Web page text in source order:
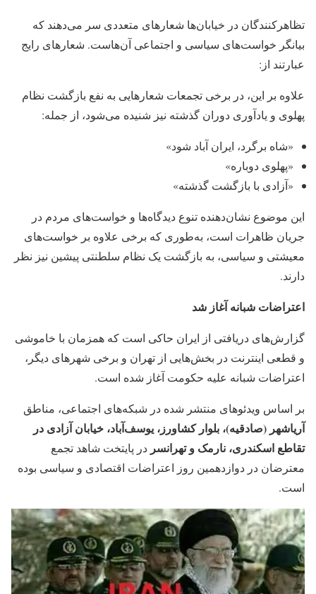
تظاهرکنندگان در خیابان‌ها شعارهای متعددی سر می‌دهند که
بیانگر خواست‌های سیاسی و اجتماعی آن‌هاست. شعارهای رایج
عبارتند از:
علاوه بر این، در برخی تجمعات شعارهایی به نفع بازگشت نظام
پهلوی و یادآوری دوران گذشته نیز شنیده می‌شود، از جمله:
«شاه برگرد، ایران آباد شود»
«پهلوی دوباره»
«آزادی با بازگشت گذشته»
این موضوع نشان‌دهنده تنوع دیدگاه‌ها و خواست‌های مردم در
جریان ظاهرات است، به‌طوری که برخی علاوه بر خواست‌های
معیشتی و سیاسی، به بازگشت یک نظام سلطنتی پیشین نیز نظر
دارند.
اعتراضات شبانه آغاز شد
گزارش‌های دریافتی از ایران حاکی است که همزمان با خاموشی
و قطعی اینترنت در بخش‌هایی از تهران و برخی شهرهای دیگر،
اعتراضات شبانه علیه حکومت آغاز شده است.
بر اساس ویدئوهای منتشر شده در شبکه‌های اجتماعی، مناطق
آریاشهر (صادقیه)، بلوار کشاورز، یوسف‌آباد، خیابان آزادی در
تقاطع اسکندری، نارمک و تهرانسر در پایتخت شاهد تجمع
معترضان در دوازدهمین روز اعتراضات اقتصادی و سیاسی بوده
است.